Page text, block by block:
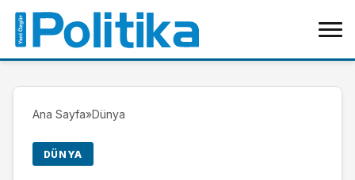
Ana Sayfa»Dünya
DÜNYA